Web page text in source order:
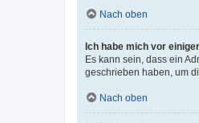
Nach oben
Ich habe mich vor
Es kann sein, dass ein
geschrieben haben, um
Nach oben